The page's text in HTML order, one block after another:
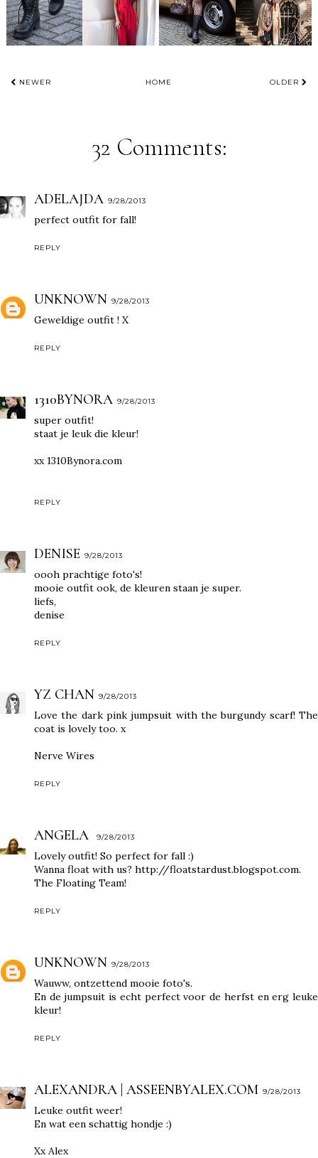
NEWER HOME OLDER
32 Comments:
ADELAJDA 9/28/2013
perfect outfit for fall!
REPLY
UNKNOWN 9/28/2013
Geweldige outfit ! X
REPLY
1310BYNORA 9/28/2013
super outfit!
staat je leuk die kleur!
xx 1310Bynora.com
REPLY
DENISE 9/28/2013
oooh prachtige foto's!
mooie outfit ook, de kleuren staan je super.
liefs,
denise
REPLY
YZ CHAN 9/28/2013
Love the dark pink jumpsuit with the burgundy scarf! The
coat is lovely too. x
Nerve Wires
REPLY
ANGELA 9/28/2013
Lovely outfit! So perfect for fall :)
Wanna float with us? http://floatstardust.blogspot.com.
The Floating Team!
REPLY
UNKNOWN 9/28/2013
Wauww, ontzettend mooie foto's.
En de jumpsuit is echt perfect voor de herfst en erg leuke
kleur!
REPLY
ALEXANDRA | ASSEENBYALEX.COM 9/28/2013
Leuke outfit weer!
En wat een schattig hondje :)
Xx Alex